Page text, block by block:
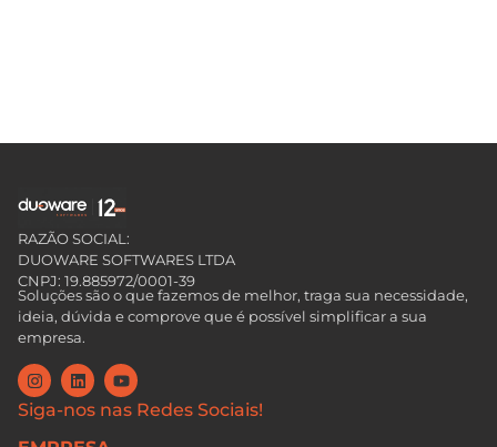
RAZÃO SOCIAL:
DUOWARE SOFTWARES LTDA
CNPJ: 19.885972/0001-39
Soluções são o que fazemos de melhor, traga sua necessidade,
ideia, dúvida e comprove que é possível simplificar a sua
empresa.
Siga-nos nas Redes Sociais!